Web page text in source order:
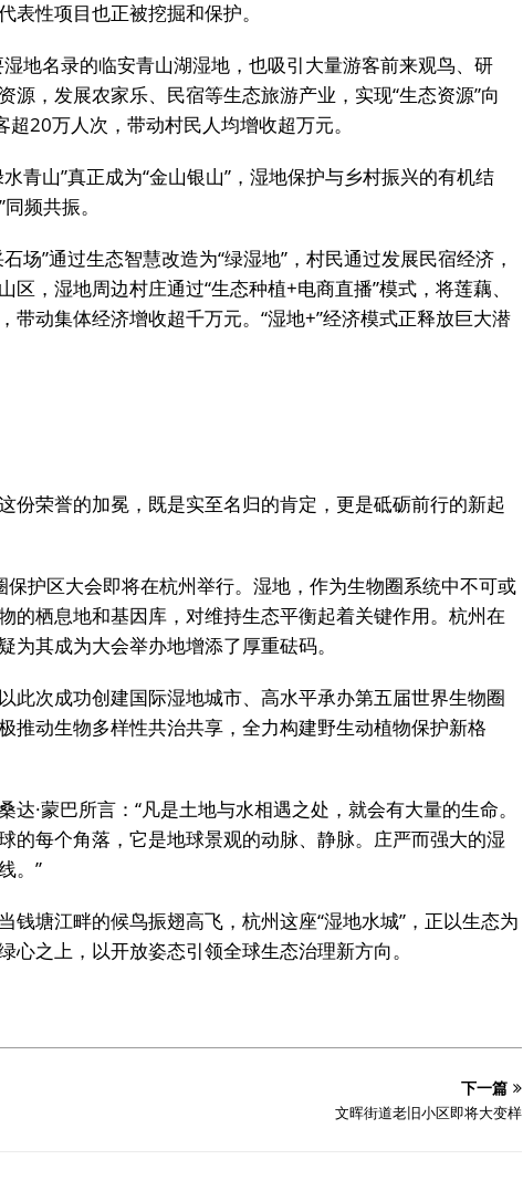
表性项目也正被挖掘和保护。
地名录的临安青山湖湿地，也吸引大量游客前来观鸟、研
源，发展农家乐、民宿等生态旅游产业，实现“生态资源”向
超20万人次，带动村民人均增收超万元。
青山”真正成为“金山银山”，湿地保护与乡村振兴的有机结
频共振。
场”通过生态智慧改造为“绿湿地”，村民通过发展民宿经济，
区，湿地周边村庄通过“生态种植+电商直播”模式，将莲藕、
带动集体经济增收超千万元。“湿地+”经济模式正释放巨大潜
份荣誉的加冕，既是实至名归的肯定，更是砥砺前行的新起
护区大会即将在杭州举行。湿地，作为生物圈系统中不可或
的栖息地和基因库，对维持生态平衡起着关键作用。杭州在
为其成为大会举办地增添了厚重砝码。
此次成功创建国际湿地城市、高水平承办第五届世界生物圈
推动生物多样性共治共享，全力构建野生动植物保护新格
达·蒙巴所言：“凡是土地与水相遇之处，就会有大量的生命。
的每个角落，它是地球景观的动脉、静脉。庄严而强大的湿
。”
钱塘江畔的候鸟振翅高飞，杭州这座“湿地水城”，正以生态为
心之上，以开放姿态引领全球生态治理新方向。
下一篇
文晖街道老旧小区即将大变样